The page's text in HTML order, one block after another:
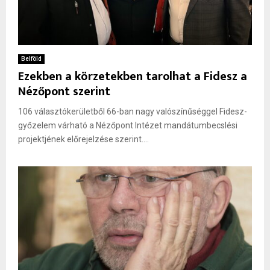
Belföld
Ezekben a körzetekben tarolhat a Fidesz a
Nézőpont szerint
106 választókerületből 66-ban nagy valószínűséggel Fidesz-
győzelem várható a Nézőpont Intézet mandátumbecslési
projektjének előrejelzése szerint....